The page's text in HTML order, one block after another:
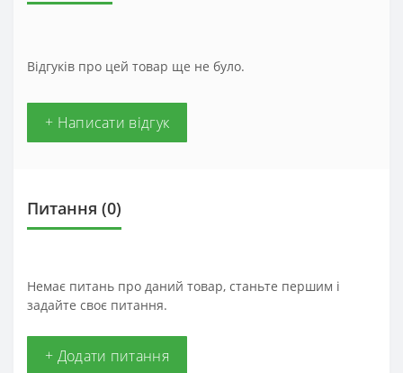
Відгуків про цей товар ще не було.
+ Написати відгук
Питання (0)
Немає питань про даний товар, станьте першим і
задайте своє питання.
+ Додати питання